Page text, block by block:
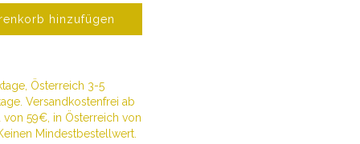
hinzufügen
Österreich 3-5
Versandkostenfrei ab
59€, in Österreich von
Mindestbestellwert.